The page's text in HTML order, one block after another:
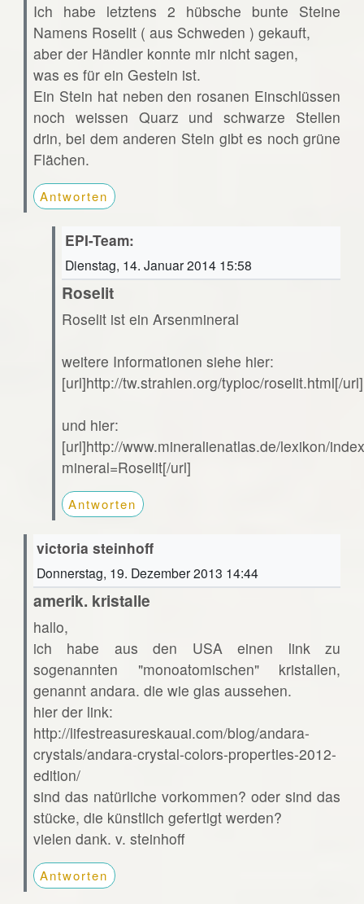
Ich habe letztens 2 hübsche bunte Steine
Namens Roselit ( aus Schweden ) gekauft,
aber der Händler konnte mir nicht sagen,
was es für ein Gestein ist.
Ein Stein hat neben den rosanen Einschlüssen
noch weissen Quarz und schwarze Stellen
drin, bei dem anderen Stein gibt es noch grüne
Flächen.
Antworten
EPI-Team:
Dienstag, 14. Januar 2014 15:58
Roselit
Roselit ist ein Arsenmineral
weitere Informationen siehe hier:
[url]http://tw.strahlen.org/typloc/roselit.html[/url]
und hier:
[url]http://www.mineralienatlas.de/lexikon/
mineral=Roselit[/url]
Antworten
victoria steinhoff
Donnerstag, 19. Dezember 2013 14:44
amerik. kristalle
hallo,
ich habe aus den USA einen link zu
sogenannten "monoatomischen" kristallen,
genannt andara. die wie glas aussehen.
hier der link:
http://lifestreasureskauai.com/blog/andara-
crystals/andara-crystal-colors-properties-2012-
edition/
sind das natürliche vorkommen? oder sind das
stücke, die künstlich gefertigt werden?
vielen dank. v. steinhoff
Antworten